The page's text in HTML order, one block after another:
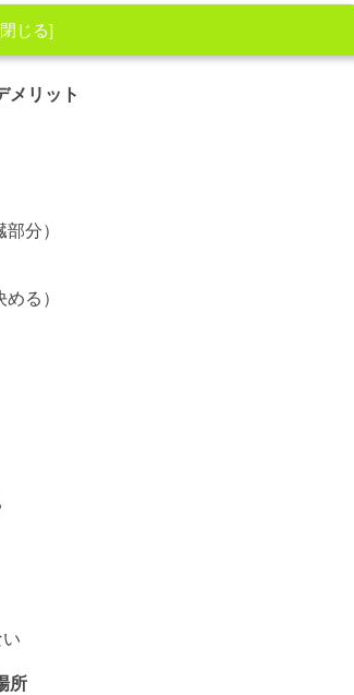
メリット
分）
る）
所